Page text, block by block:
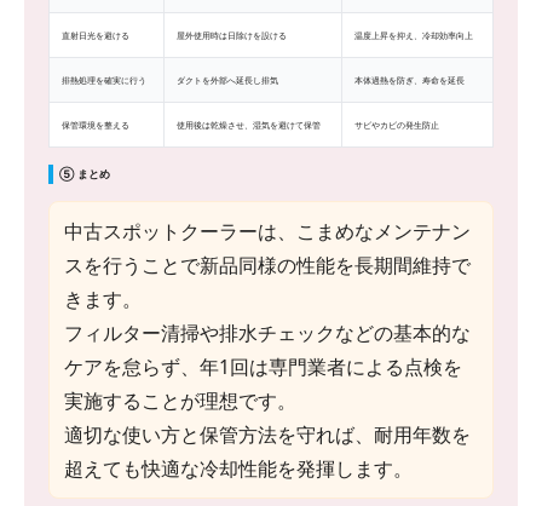
直射日光を避ける 屋外使用時は日除けを設ける 温度上昇を抑え、冷却効率向上
排熱処理を確実に行う ダクトを外部へ延長し排気 本体過熱を防ぎ、寿命を延長
保管環境を整える 使用後は乾燥させ、湿気を避けて保管 サビやカビの発生防止
⑤ まとめ
中古スポットクーラーは、こまめなメンテナン
スを行うことで新品同様の性能を長期間維持で
きます。
フィルター清掃や排水チェックなどの基本的な
ケアを怠らず、年1回は専門業者による点検を
実施することが理想です。
適切な使い方と保管方法を守れば、耐用年数を
超えても快適な冷却性能を発揮します。